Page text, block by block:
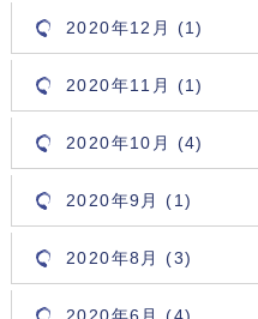
2020年12月 (1)
2020年11月 (1)
2020年10月 (4)
2020年9月 (1)
2020年8月 (3)
2020年6月 (4)